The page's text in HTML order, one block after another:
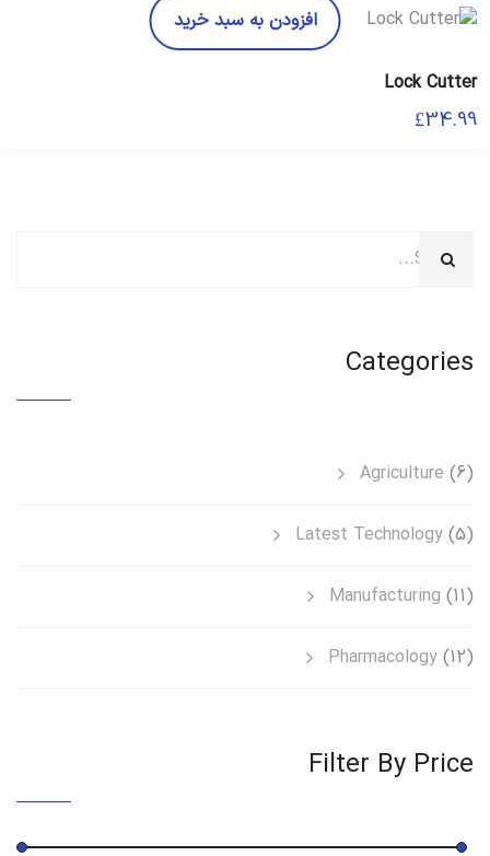
افزودن به سبد خرید
Lock Cutter
£34.99
Categories
Agriculture (6)
Latest Technology (5)
Manufacturing (11)
Pharmacology (12)
Filter By Price